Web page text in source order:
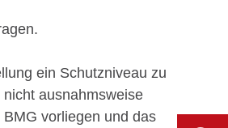
ein Schutzniveau zu
ausnahmsweise
vorliegen und das